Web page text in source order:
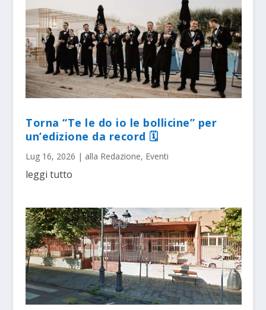
Torna “Te le do io le bollicine” per
un’edizione da record 🗓
Lug 16, 2026 | alla Redazione, Eventi
leggi tutto